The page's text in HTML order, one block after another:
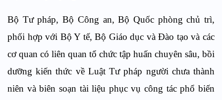
Bộ Tư pháp, Bộ Công an, Bộ Quốc phòng chủ trì,
phối hợp với Bộ Y tế, Bộ Giáo dục và Đào tạo và các
cơ quan có liên quan tổ chức tập huấn chuyên sâu, bồi
dưỡng kiến thức về Luật Tư pháp người chưa thành
niên và biên soạn tài liệu phục vụ công tác phổ biến